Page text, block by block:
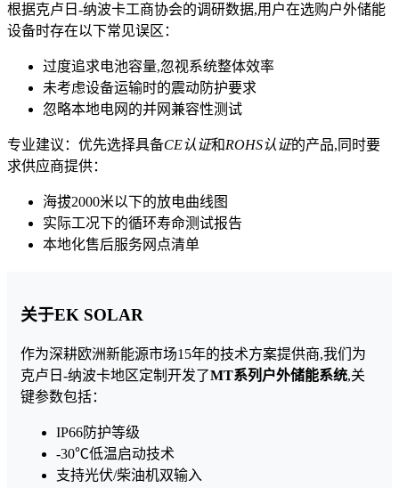
根据克卢日-纳波卡工商协会的调研数据,用户在选购户外储能
设备时存在以下常见误区：
过度追求电池容量,忽视系统整体效率
未考虑设备运输时的震动防护要求
忽略本地电网的并网兼容性测试
专业建议：优先选择具备CE认证和ROHS认证的产品,同时要
求供应商提供：
海拔2000米以下的放电曲线图
实际工况下的循环寿命测试报告
本地化售后服务网点清单
关于EK SOLAR
作为深耕欧洲新能源市场15年的技术方案提供商,我们为
克卢日-纳波卡地区定制开发了MT系列户外储能系统,关
键参数包括：
IP66防护等级
-30℃低温启动技术
支持光伏/柴油机双输入